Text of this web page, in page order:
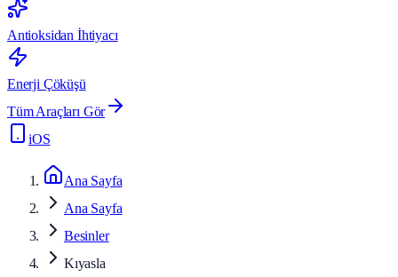
Antioksidan İhtiyacı
Enerji Çöküşü
Tüm Araçları Gör
iOS
Ana Sayfa
Ana Sayfa
Besinler
Kıyasla